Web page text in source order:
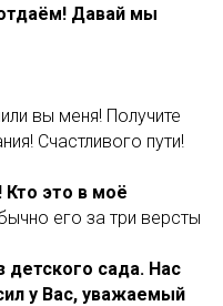
Давай мы
вы меня! Получите
Счастливого пути!
Кто это в моё
его за три версты
детского сада. Нас
у Вас, уважаемый